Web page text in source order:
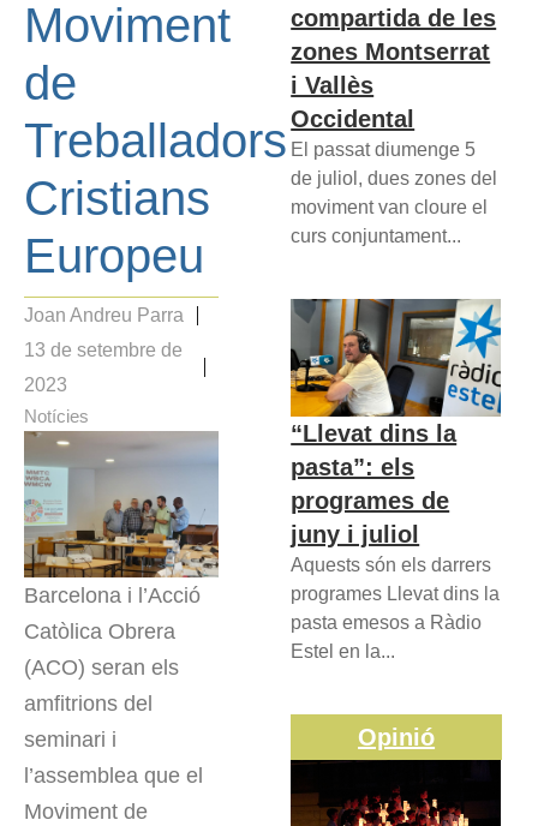
Moviment
de
Treballadors
Cristians
Europeu
Joan Andreu Parra
13 de setembre de
2023
Notícies
Barcelona i l’Acció
Catòlica Obrera
(ACO) seran els
amfitrions del
seminari i
l’assemblea que el
Moviment de
compartida de les
zones Montserrat
i Vallès
Occidental
El passat diumenge 5
de juliol, dues zones del
moviment van cloure el
curs conjuntament...
“Llevat dins la
pasta”: els
programes de
juny i juliol
Aquests són els darrers
programes Llevat dins la
pasta emesos a Ràdio
Estel en la...
Opinió